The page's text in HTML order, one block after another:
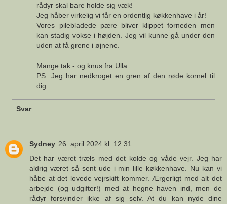
rådyr skal bare holde sig væk!
Jeg håber virkelig vi får en ordentlig køkkenhave i år!
Vores pilebladede pære bliver klippet forneden men
kan stadig vokse i højden. Jeg vil kunne gå under den
uden at få grene i øjnene.
Mange tak - og knus fra Ulla
PS. Jeg har nedkroget en gren af den røde kornel til
dig.
Svar
Sydney 26. april 2024 kl. 12.31
Det har været træls med det kolde og våde vejr. Jeg har
aldrig været så sent ude i min lille køkkenhave. Nu kan vi
håbe at det lovede vejrskift kommer. Ærgerligt med alt det
arbejde (og udgifter!) med at hegne haven ind, men de
rådyr forsvinder ikke af sig selv. At du kan nyde dine